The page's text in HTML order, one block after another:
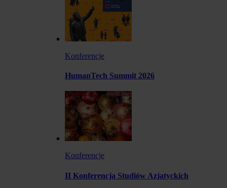
Konferencje
HumanTech Summit 2026
Konferencje
II Konferencja Studiów Azjatyckich